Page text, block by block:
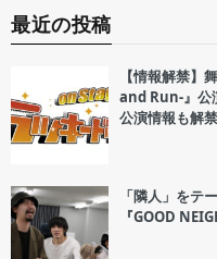
最近の投稿
【情報解禁
and Run-』公
公演情報も解
「隣人」をテ
『GOOD